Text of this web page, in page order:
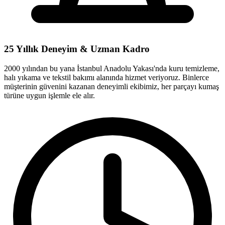
25 Yıllık Deneyim & Uzman Kadro
2000 yılından bu yana İstanbul Anadolu Yakası'nda kuru temizleme,
halı yıkama ve tekstil bakımı alanında hizmet veriyoruz. Binlerce
müşterinin güvenini kazanan deneyimli ekibimiz, her parçayı kumaş
türüne uygun işlemle ele alır.